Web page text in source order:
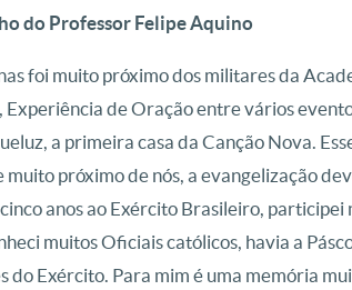
do Professor Felipe Aquino
foi muito próximo dos militares da
Experiência de Oração entre vários
a primeira casa da Canção Nova.
muito próximo de nós, a evangelização
anos ao Exército Brasileiro,
muitos Oficiais católicos, havia a
do Exército. Para mim é uma memória